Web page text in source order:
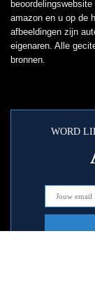
amazon en u op de
afbeeldingen zijn
eigenaren. Alle
bronnen.
WORD